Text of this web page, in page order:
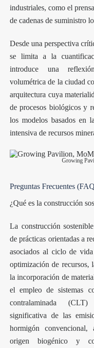
industriales, como el
de cadenas de suministro
Desde una perspectiva
se limita a la
introduce una
volumétrica de la ciudad
arquitectura cuya
de procesos biológicos y
los modelos basados en
intensiva de recursos
Growing
Preguntas Frecuentes
¿Qué es la construcción
La construcción
de prácticas orientadas a
asociados al ciclo de
optimización de recursos,
la incorporación de
el empleo de sistemas
contralaminada
significativa de las
hormigón
origen biogénico y